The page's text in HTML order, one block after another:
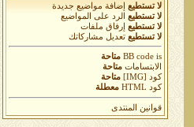
لا تستطيع
إضافة مواضيع جديدة
لا تستطيع
الرد على المواضيع
لا تستطيع
إرفاق ملفات
لا تستطيع تعديل مشاركاتك
BB codeis
متاحة
الابتسامات متاحة
كود [IMG]
متاحة
كود HTML
معطلة
قوانين المنتدى